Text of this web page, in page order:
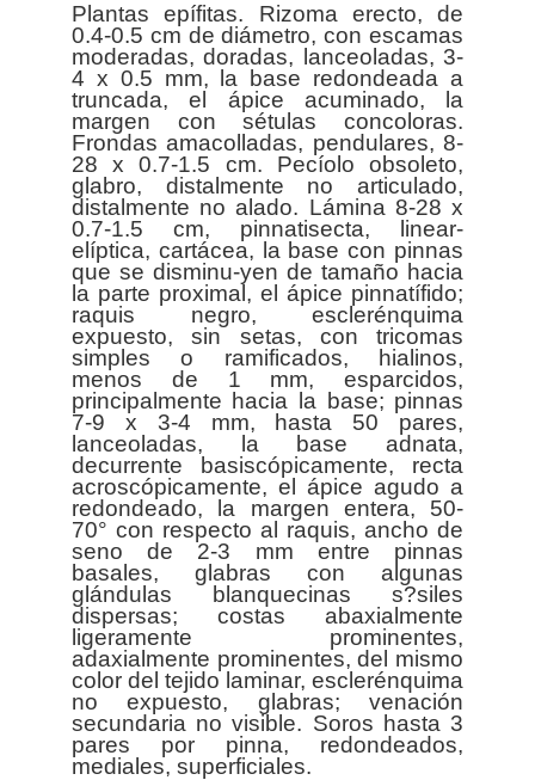
Plantas epífitas. Rizoma erecto, de
0.4-0.5 cm de diámetro, con escamas
moderadas, doradas, lanceoladas, 3-
4 x 0.5 mm, la base redondeada a
truncada, el ápice acuminado, la
margen con sétulas concoloras.
Frondas amacolladas, pendulares, 8-
28 x 0.7-1.5 cm. Pecíolo obsoleto,
glabro, distalmente no articulado,
distalmente no alado. Lámina 8-28 x
0.7-1.5 cm, pinnatisecta, linear-
elíptica, cartácea, la base con pinnas
que se disminu-yen de tamaño hacia
la parte proximal, el ápice pinnatífido;
raquis negro, esclerénquima
expuesto, sin setas, con tricomas
simples o ramificados, hialinos,
menos de 1 mm, esparcidos,
principalmente hacia la base; pinnas
7-9 x 3-4 mm, hasta 50 pares,
lanceoladas, la base adnata,
decurrente basiscópicamente, recta
acroscópicamente, el ápice agudo a
redondeado, la margen entera, 50-
70° con respecto al raquis, ancho de
seno de 2-3 mm entre pinnas
basales, glabras con algunas
glándulas blanquecinas s?siles
dispersas; costas abaxialmente
ligeramente prominentes,
adaxialmente prominentes, del mismo
color del tejido laminar, esclerénquima
no expuesto, glabras; venación
secundaria no visible. Soros hasta 3
pares por pinna, redondeados,
mediales, superficiales.